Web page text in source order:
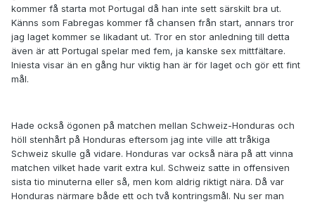
kommer få starta mot Portugal då han inte sett särskilt bra ut.
Känns som Fabregas kommer få chansen från start, annars tror
jag laget kommer se likadant ut. Tror en stor anledning till detta
även är att Portugal spelar med fem, ja kanske sex mittfältare.
Iniesta visar än en gång hur viktig han är för laget och gör ett fint
mål.
Hade också ögonen på matchen mellan Schweiz-Honduras och
höll stenhårt på Honduras eftersom jag inte ville att tråkiga
Schweiz skulle gå vidare. Honduras var också nära på att vinna
matchen vilket hade varit extra kul. Schweiz satte in offensiven
sista tio minuterna eller så, men kom aldrig riktigt nära. Då var
Honduras närmare både ett och två kontringsmål. Nu ser man